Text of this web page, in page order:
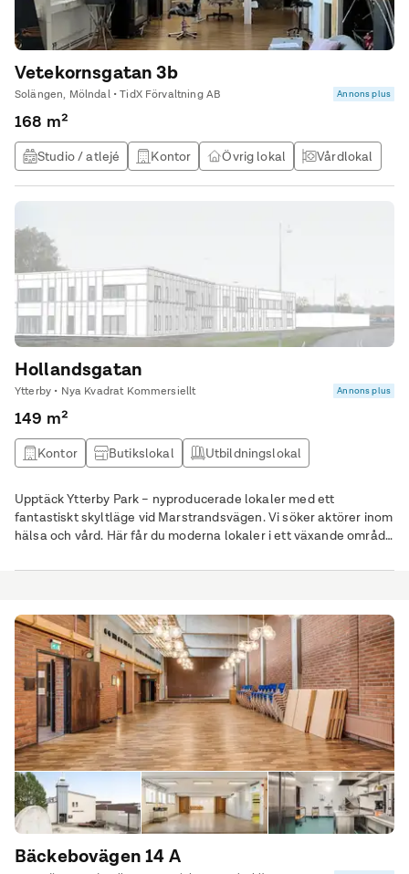
Vetekornsgatan 3b
Solängen, Mölndal • TidX Förvaltning AB Annons plus
168 m²
Studio / atlejé Kontor Övrig lokal Vårdlokal
Hollandsgatan
Ytterby • Nya Kvadrat Kommersiellt Annons plus
149 m²
Kontor Butikslokal
Utbildningslokal
Upptäck Ytterby Park – nyproducerade lokaler med ett
fantastiskt skyltläge vid Marstrandsvägen. Vi söker aktörer inom
hälsa och vård. Här får du moderna lokaler i ett växande område
växande område, med Ytterbys bästa läge!
Bäckebovägen 14 A